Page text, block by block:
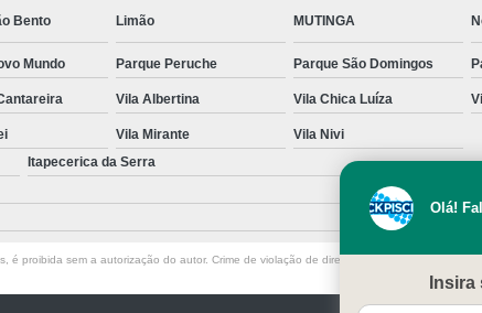
do Filtro da Piscina
Limpeza Filtro Piscina
Consertar Piscina
Conserto de Piscina
Manutenção
e Reforma de Piscinas
Manutenção em Piscina
Piscina
Manutenção Piscina Cheia
Manutenção Piscina Vinil
Manutenção Bomba Piscina
Manutenção de Bomba de
Manutenção de Filtro de Piscina
Manutenção de Motor
Manutenção em Filtro
Bento Limão MUTINGA
Mundo Parque Peruche Parque São Domingos
Vila Albertina Vila Chica Luíza
Vila Mirante
Vila Nivi
Itapecerica da Serra
proibida sem a autorização do autor. Crime de violação de direito autoral – artigo 184 do
Olá!